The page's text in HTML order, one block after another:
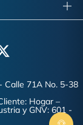
Calle 71A No. 5-38
Hogar –
y GNV: 601 -